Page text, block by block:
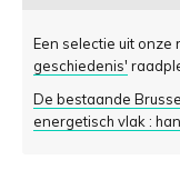
Een selectie uit onze
geschiedenis'
De bestaande
energetisch vlak :